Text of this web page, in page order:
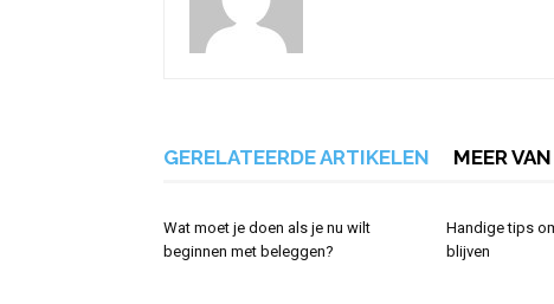
GERELATEERDE ARTIKELEN MEER
Wat moet je doen als je nu wilt
beginnen met beleggen?
Handige tips
blijven